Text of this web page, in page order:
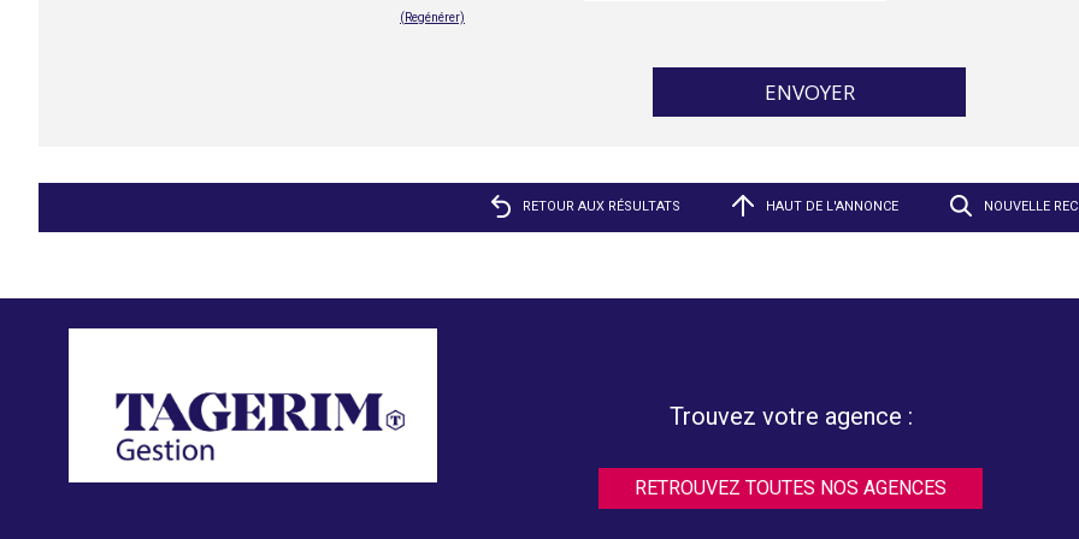
(Regénérer)
RETOUR AUX RÉSULTATS HAUT DE L'ANNONCE NOUVELLE
Trouvez votre agence :
RETROUVEZ TOUTES NOS AGENCES